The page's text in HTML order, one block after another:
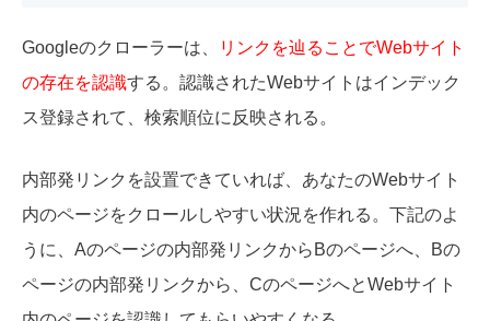
Googleのクローラーは、
リンクを辿ることでWebサイト
の存在を認識する。認識されたWebサイトはインデック
ス登録されて、検索順位に反映される。
内部発リンクを設置できていれば、あなたのWebサイト
内のページをクロールしやすい状況を作れる。下記のよ
うに、Aのページの内部発リンクからBのページへ、Bの
ページの内部発リンクから、CのページへとWebサイト